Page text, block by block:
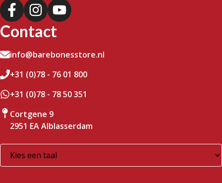
Contact
info@barebonesstore.nl
+31 (0)78 - 76 01 800
+31 (0)78 - 78 50 351
Cortgene 9
2951 EA Alblasserdam